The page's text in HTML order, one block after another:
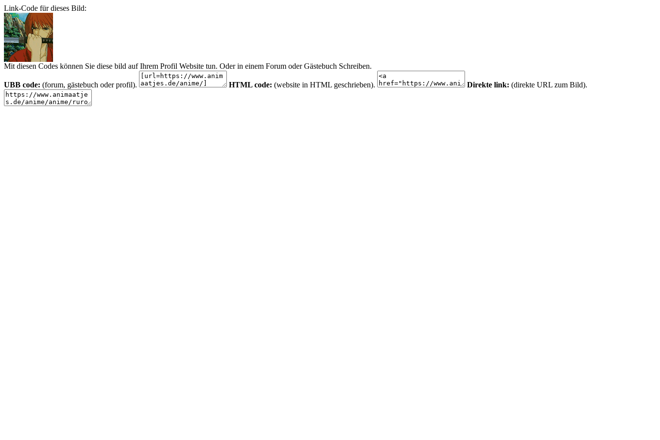
Link-Code für dieses Bild:
Mit diesen Codes können Sie diese bild auf Ihrem Profil Website tun. Oder in einem Forum oder Gästebuch Schreiben.
UBB code: (forum, gästebuch oder profil). HTML code: (website in HTML geschrieben). Direkte link: (direkte URL zum Bild).